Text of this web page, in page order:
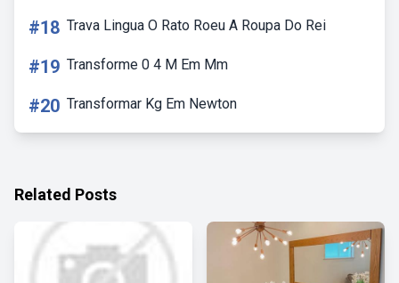
#18 Trava Lingua O Rato Roeu A Roupa Do Rei
#19 Transforme 0 4 M Em Mm
#20 Transformar Kg Em Newton
Related Posts